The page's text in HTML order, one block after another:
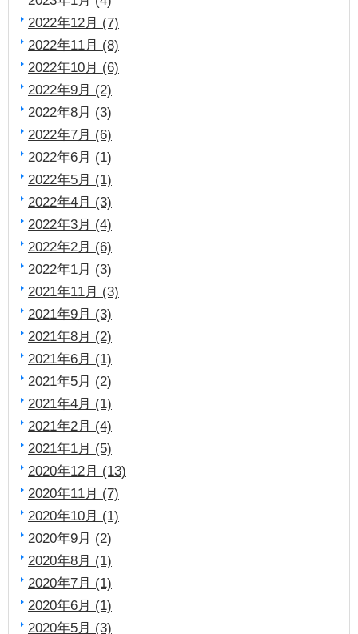
2022年12月 (7)
2022年11月 (8)
2022年10月 (6)
2022年9月 (2)
2022年8月 (3)
2022年7月 (6)
2022年6月 (1)
2022年5月 (1)
2022年4月 (3)
2022年3月 (4)
2022年2月 (6)
2022年1月 (3)
2021年11月 (3)
2021年9月 (3)
2021年8月 (2)
2021年6月 (1)
2021年5月 (2)
2021年4月 (1)
2021年2月 (4)
2021年1月 (5)
2020年12月 (13)
2020年11月 (7)
2020年10月 (1)
2020年9月 (2)
2020年8月 (1)
2020年7月 (1)
2020年6月 (1)
2020年5月 (3)